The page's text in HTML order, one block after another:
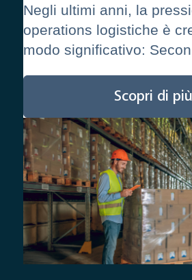
Negli ultimi anni, la
operations logistiche è
modo significativo:
Scopri di più